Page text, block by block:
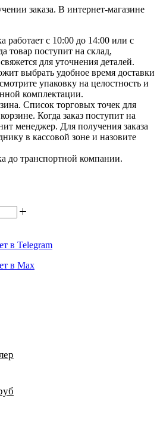
заказа. В интернет-магазине
работает с 10:00 до 14:00 или с
товар поступит на склад,
для уточнения деталей.
выбрать удобное время доставки
упаковку на целостность и
комплектации.
Список торговых точек для
Когда заказ поступит на
менеджер. Для получения заказа
в кассовой зоне и назовите
до транспортной компании.
в Telegram
в Max